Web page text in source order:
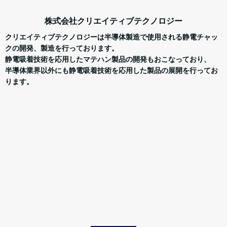
株式会社クリエイティブテクノロジー
クリエイティブテクノロジーは半導体製造で使用される静電チャッ
クの開発、製造を行っております。
静電吸着技術を応用したマテハン製品の開発もおこなっており、
半導体業界以外にも静電吸着技術を応用した製品の展開を行ってお
ります。